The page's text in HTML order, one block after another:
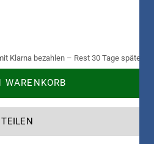
Klarna bezahlen – Rest 30 Tage später.
WARENKORB
TEILEN